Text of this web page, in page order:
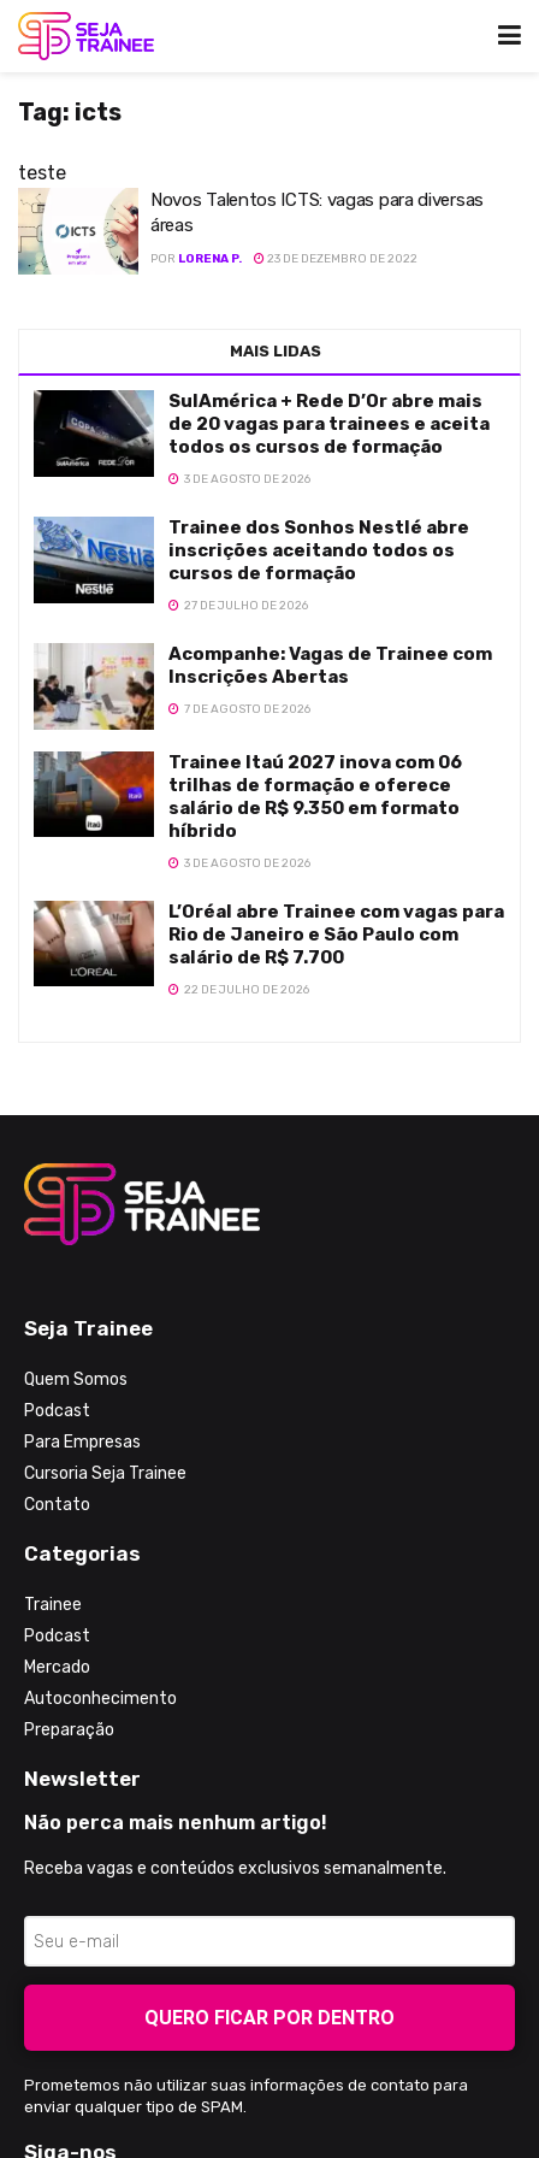
Tag: icts
teste
Novos Talentos ICTS: vagas para diversas
áreas
POR LORENA P. 23 DE DEZEMBRO DE 2022
MAIS LIDAS
SulAmérica + Rede D’Or abre mais
de 20 vagas para trainees e aceita
todos os cursos de formação
3 DE AGOSTO DE 2026
Trainee dos Sonhos Nestlé abre
inscrições aceitando todos os
cursos de formação
27 DE JULHO DE 2026
Acompanhe: Vagas de Trainee com
Inscrições Abertas
7 DE AGOSTO DE 2026
Trainee Itaú 2027 inova com 06
trilhas de formação e oferece
salário de R$ 9.350 em formato
híbrido
3 DE AGOSTO DE 2026
L’Oréal abre Trainee com vagas para
Rio de Janeiro e São Paulo com
salário de R$ 7.700
22 DE JULHO DE 2026
Seja Trainee
Quem Somos
Podcast
Para Empresas
Cursoria Seja Trainee
Contato
Categorias
Trainee
Podcast
Mercado
Autoconhecimento
Preparação
Newsletter
Não perca mais nenhum artigo!
Receba vagas e conteúdos exclusivos semanalmente.
QUERO FICAR POR DENTRO
Prometemos não utilizar suas informações de contato para
enviar qualquer tipo de SPAM.
Siga-nos